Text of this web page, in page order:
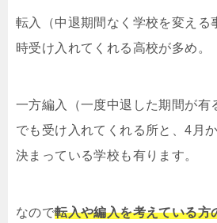
転入（中退期間なく学校を変える
時受け入れてくれる高校が多め。
一方編入（一度中退した期間が有
でも受け入れてくれる所と、4月
決まっている学校も有ります。
なので転入や編入を考えている方